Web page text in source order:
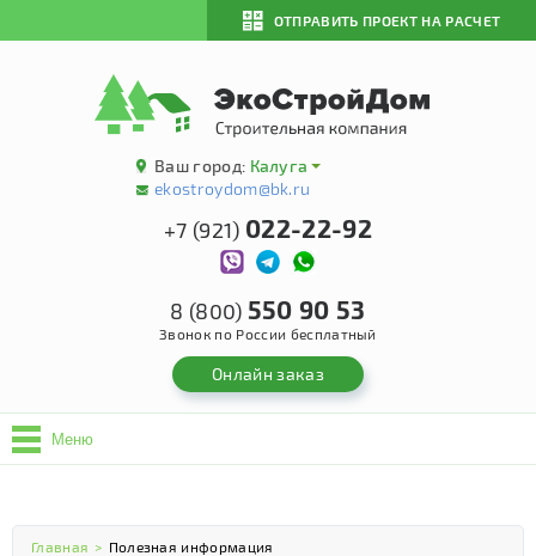
ОТПРАВИТЬ ПРОЕКТ НА РАСЧЕТ
Ваш город: Калуга
ekostroydom@bk.ru
+7 (921) 022-22-92
8 (800) 550 90 53
Звонок по России бесплатный
Онлайн заказ
Меню
Главная > Полезная информация